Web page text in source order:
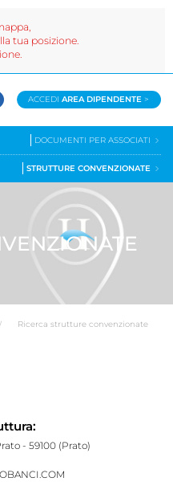
ACCEDIAREA DIPENDENTE >
DOCUMENTI PER ASSOCIATI
STRUTTURE CONVENZIONATE
Ricerca strutture convenzionate
- 59100 (Prato)
tua posizione.